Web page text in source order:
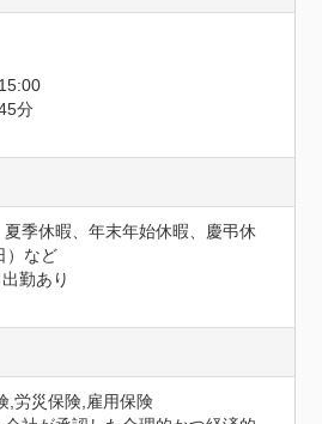
分
季休暇、年末年始休暇、慶弔休
）など
勤あり
,労災保険,雇用保険